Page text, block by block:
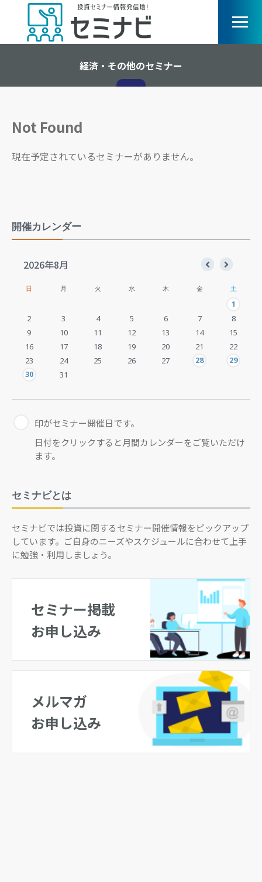
経済・その他のセミナー
Not Found
現在予定されているセミナーがありません。
開催カレンダー
2026年8月
日 月 火 水 木 金 土
1
2
3 4 5 6 7
8
9
10 11 12 13 14
15
16
17 18 19 20 21
22
23
24 25 26 27 28
29
30
31
印がセミナー開催日です。
日付をクリックすると月間カレンダーをご覧いただけ
ます。
セミナビとは
セミナビでは投資に関するセミナー開催情報をピックアップ
しています。ご自身のニーズやスケジュールに合わせて上手
に勉強・利用しましょう。
セミナー掲載
お申し込み
メルマガ
お申し込み